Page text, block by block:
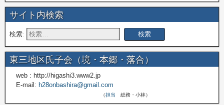
富里
10 8 土
9 日
信濃境
机
10 10 月 立沢上羽場
サイト内検索
検索:
東三地区氏子会（境・本郷・落合）
web : http://higashi3.www2.jp
E-mail: h28onbashira@gmail.com
（担当 総務・小林）